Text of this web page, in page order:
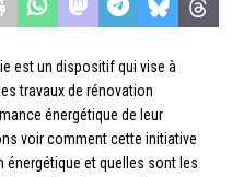
est un dispositif qui vise à
travaux de rénovation
énergétique de leur
voir comment cette initiative
et quelles sont les